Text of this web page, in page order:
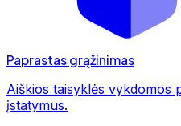
Paprastas grąžinimas
Aiškios taisyklės vykdomos
įstatymus.